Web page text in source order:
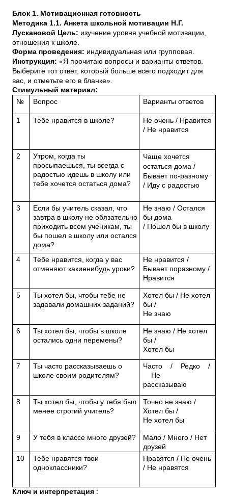
Блок 1. Мотивационная готовность
Методика 1.1. Анкета школьной мотивации Н.Г.
Лускановой Цель: изучение уровня учебной мотивации,
отношения к школе.
Форма проведения: индивидуальная или групповая.
Инструкция: «Я прочитаю вопросы и варианты ответов.
Выберите тот ответ, который больше всего подходит для
вас, и отметьте его в бланке».
Стимульный материал:
№
Вопрос Варианты ответов
1 Тебе нравится в школе?
Не очень / Нравится
/ Не нравится
2
Утром, когда ты
просыпаешься, ты всегда с
радостью идешь в школу или
тебе хочется остаться дома?
Чаще хочется
остаться дома /
Бывает по-разному
/ Иду с радостью
3
Если бы учитель сказал, что
завтра в школу не обязательно
приходить всем ученикам, ты
бы пошел в школу или остался
дома?
Не знаю / Остался
бы дома
/ Пошел бы в школу
4
Тебе нравится, когда у вас
отменяют какиенибудь уроки?
Не нравится /
Бывает поразному /
Нравится
5
Ты хотел бы, чтобы тебе не
задавали домашних заданий?
Хотел бы / Не хотел
бы /
Не знаю
6
Ты хотел бы, чтобы в школе
остались одни перемены?
Не знаю / Не хотел
бы /
Хотел бы
7
Ты часто рассказываешь о
школе своим родителям?
Часто / Редко /
Не
рассказываю
8
Ты хотел бы, чтобы у тебя был
менее строгий учитель?
Точно не знаю /
Хотел бы /
Не хотел бы
9 У тебя в классе много друзей?
Мало / Много / Нет
друзей
10
Тебе нравятся твои
одноклассники?
Нравятся / Не очень
/ Не нравятся
Ключ и интерпретация :